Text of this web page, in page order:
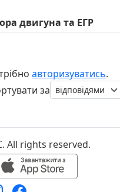
двигуна та ЕГР
авторизуватись.
за
All rights reserved.